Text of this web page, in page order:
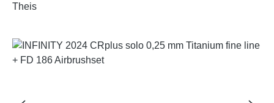
Theis
Bildergalerie überspringen